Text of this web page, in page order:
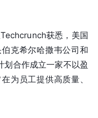
获悉，美国
克希尔哈撒韦公司和
划合作成立一家不以盈
为员工提供高质量、